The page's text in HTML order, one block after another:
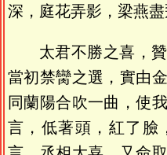
深，庭花弄影，梁燕盡
太君不勝之喜，
當初禁臠之選，實由
同蘭陽合吹一曲，使
言，低著頭，紅了臉